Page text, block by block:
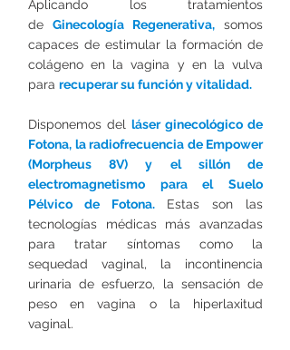
Aplicando los tratamientos
de Ginecología Regenerativa,
somos
capaces de estimular la formación de
colágeno en la vagina y en la vulva
para recuperar su función y vitalidad.
Disponemos del láser ginecológico de
Fotona, la radiofrecuencia de Empower
(Morpheus 8V) y el sillón de
electromagnetismo para el Suelo
Pélvico de Fotona. Estas son las
tecnologías médicas más avanzadas
para tratar síntomas como la
sequedad vaginal, la incontinencia
urinaria de esfuerzo, la sensación de
peso en vagina o la hiperlaxitud
vaginal.